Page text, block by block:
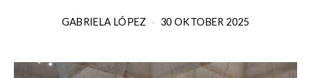
GABRIELA LÓPEZ 30 OKTOBER 2025